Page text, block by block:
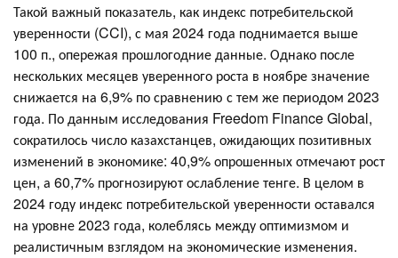
Такой важный показатель, как индекс потребительской
уверенности (CCI), с мая 2024 года поднимается выше
100 п., опережая прошлогодние данные. Однако после
нескольких месяцев уверенного роста в ноябре значение
снижается на 6,9% по сравнению с тем же периодом 2023
года. По данным исследования Freedom Finance Global,
сократилось число казахстанцев, ожидающих позитивных
изменений в экономике: 40,9% опрошенных отмечают рост
цен, а 60,7% прогнозируют ослабление тенге. В целом в
2024 году индекс потребительской уверенности оставался
на уровне 2023 года, колеблясь между оптимизмом и
реалистичным взглядом на экономические изменения.